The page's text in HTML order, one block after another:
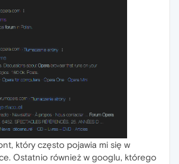
który często pojawia mi się w
Ostatnio również w googlu, którego